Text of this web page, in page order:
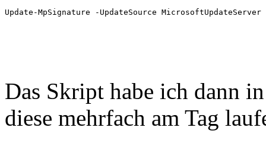
Update-MpSignature -UpdateSource MicrosoftUpdateServer
Das Skript habe ich dann
diese mehrfach am Tag